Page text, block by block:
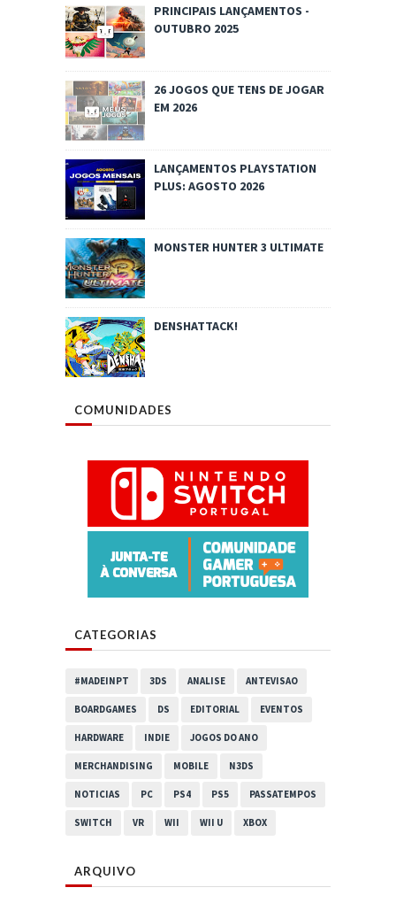
PRINCIPAIS LANÇAMENTOS -
OUTUBRO 2025
26 JOGOS QUE TENS DE JOGAR
EM 2026
LANÇAMENTOS PLAYSTATION
PLUS: AGOSTO 2026
MONSTER HUNTER 3 ULTIMATE
DENSHATTACK!
COMUNIDADES
CATEGORIAS
#MADEINPT 3DS ANALISE ANTEVISAO
BOARDGAMES DS EDITORIAL EVENTOS
HARDWARE INDIE JOGOS DO ANO
MERCHANDISING MOBILE N3DS
NOTICIAS PC PS4 PS5 PASSATEMPOS
SWITCH VR WII WII U XBOX
ARQUIVO